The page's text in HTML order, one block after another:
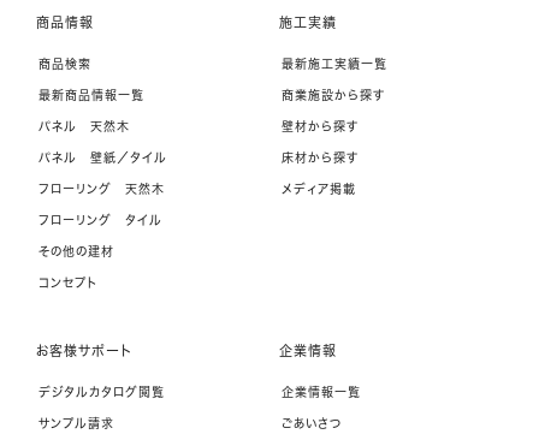
商品情報
商品検索
最新商品情報一覧
パネル 天然木
パネル 壁紙／タイル
フローリング 天然木
フローリング タイル
その他の建材
コンセプト
施工実績
最新施工実績一覧
商業施設から探す
壁材から探す
床材から探す
メディア掲載
お客様サポート
デジタルカタログ閲覧
サンプル請求
企業情報
企業情報一覧
ごあいさつ